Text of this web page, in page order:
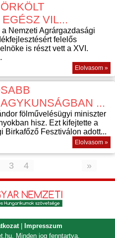
VIL...
a Nemzeti Agrárgazdasági
felelős
is részt vett a XVI.
Elolvasom »
...
fölművelésügyi miniszter
hisz. Ezt kifejtette a
Birkafőző Fesztiválon adott...
Elolvasom »
3 4 »
|
Impresszum
. Minden jog fenntartva.